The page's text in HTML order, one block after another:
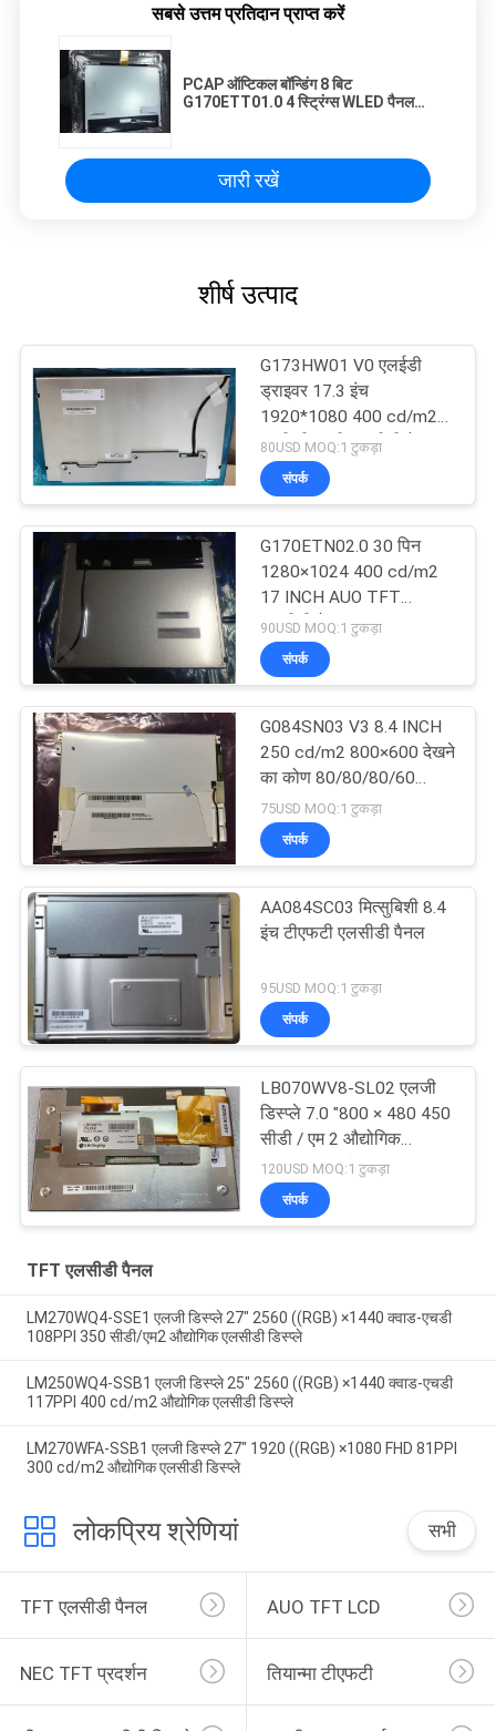
सबसे उत्तम प्रतिदान प्राप्त करें
PCAP ऑप्टिकल बॉन्डिंग 8 बिट
G170ETT01.0 4 स्ट्रिंग्स WLED पैनल
जारी रखें
शीर्ष उत्पाद
G173HW01 V0 एलईडी
ड्राइवर 17.3 इंच
1920*1080 400 cd/m2
ए-सी टीएफटी एलसीडी पैनल
80USD MOQ:1 टुकड़ा
संपर्क
G170ETN02.0 30 पिन
1280×1024 400 cd/m2
17 INCH AUO TFT
एलसीडी पैनल
90USD MOQ:1 टुकड़ा
संपर्क
G084SN03 V3 8.4 INCH
250 cd/m2 800×600 देखने
का कोण 80/80/80/60
TFT-LCD, LCM
75USD MOQ:1 टुकड़ा
संपर्क
AA084SC03 मित्सुबिशी 8.4
इंच टीएफटी एलसीडी पैनल
95USD MOQ:1 टुकड़ा
संपर्क
LB070WV8-SL02 एलजी
डिस्प्ले 7.0 "800 × 480 450
सीडी / एम 2 औद्योगिक
एलसीडी डिस्प्ले 133PPI
120USD MOQ:1 टुकड़ा
संपर्क
TFT एलसीडी पैनल
LM270WQ4-SSE1 एलजी डिस्प्ले 27" 2560 ((RGB) ×1440 क्वाड-एचडी
108PPI 350 सीडी/एम2 औद्योगिक एलसीडी डिस्प्ले
LM250WQ4-SSB1 एलजी डिस्प्ले 25" 2560 ((RGB) ×1440 क्वाड-एचडी
117PPI 400 cd/m2 औद्योगिक एलसीडी डिस्प्ले
LM270WFA-SSB1 एलजी डिस्प्ले 27" 1920 ((RGB) ×1080 FHD 81PPI
300 cd/m2 औद्योगिक एलसीडी डिस्प्ले
लोकप्रिय श्रेणियां सभी
TFT एलसीडी पैनल AUO TFT LCD
NEC TFT प्रदर्शन तियान्मा टीएफटी